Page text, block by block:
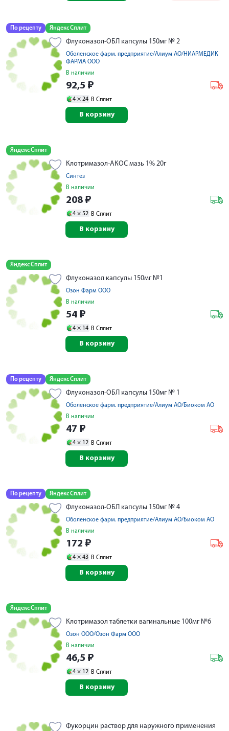
По рецепту Яндекс Сплит
Флуконазол-ОБЛ капсулы 150мг № 2
Оболенское фарм. предприятие/Алиум АО/НИАРМЕДИК
ФАРМА ООО
В наличии
92,5 ₽
4 × 24 В Сплит
В корзину
Яндекс Сплит
Клотримазол-АКОС мазь 1% 20г
Синтез
В наличии
208 ₽
4 × 52 В Сплит
В корзину
Яндекс Сплит
Флуконазол капсулы 150мг №1
Озон Фарм ООО
В наличии
54 ₽
4 × 14 В Сплит
В корзину
По рецепту Яндекс Сплит
Флуконазол-ОБЛ капсулы 150мг № 1
Оболенское фарм. предприятие/Алиум АО/Биоком АО
В наличии
47 ₽
4 × 12 В Сплит
В корзину
По рецепту Яндекс Сплит
Флуконазол-ОБЛ капсулы 150мг № 4
Оболенское фарм. предприятие/Алиум АО/Биоком АО
В наличии
172 ₽
4 × 43 В Сплит
В корзину
Яндекс Сплит
Клотримазол таблетки вагинальные 100мг №6
Озон ООО/Озон Фарм ООО
В наличии
46,5 ₽
4 × 12 В Сплит
В корзину
Фукорцин раствор для наружного применения